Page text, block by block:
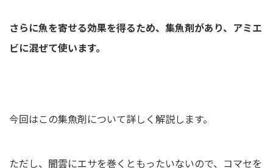
さらに魚を寄せる効果を得るため、集魚剤があり、アミエ
ビに混ぜて使います。
今回はこの集魚剤について詳しく解説します。
ただし、闇雲にエサを巻くともったいないので、コマセを